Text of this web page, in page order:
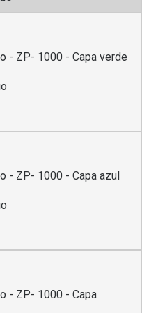
- ZP- 1000 - Capa verde
- ZP- 1000 - Capa azul
- ZP- 1000 - Capa